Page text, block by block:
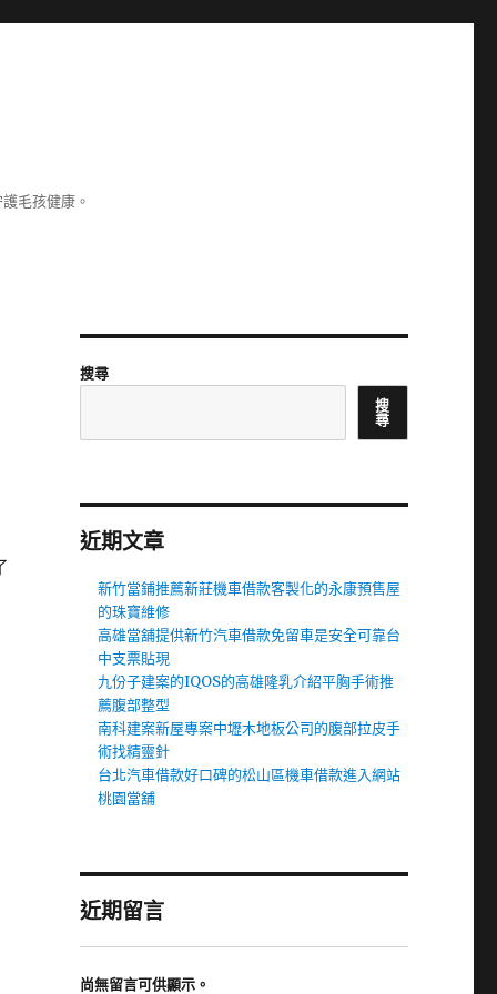
毛孩健康。
搜尋
搜
尋
近期文章
新竹當鋪推薦新莊機車借款客製化的永康預售屋
的珠寶維修
高雄當舖提供新竹汽車借款免留車是安全可靠台
中支票貼現
九份子建案的IQOS的高雄隆乳介紹平胸手術推
薦腹部整型
南科建案新屋專案中壢木地板公司的腹部拉皮手
術找精靈針
台北汽車借款好口碑的松山區機車借款進入網站
桃園當舖
近期留言
尚無留言可供顯示。